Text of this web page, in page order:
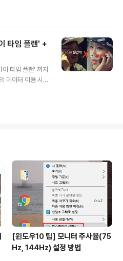
만 해도 12% 요
있는 분들도 할
사의 눈치를 보
도임에도 충분한
시행한 미래부에
과 혼동을 하시
타임 플랜' +
타임 플랜' 까지
데이터 이용 시대
였고, 현재 요금
선택 요금제'를
은 물론 유선 통
사와 비교해 아쉬
699 요금제 부터
는 '데이터 밀당'
[윈도우10 팁] 모니터 주사율(75
Hz, 144Hz) 설정 방법